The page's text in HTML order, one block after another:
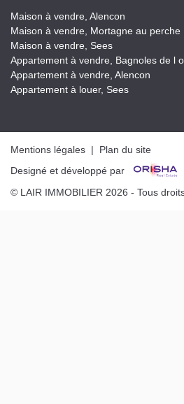
Maison à vendre, Alencon
Maison à vendre, Mortagne au perche
Maison à vendre, Sees
Appartement à vendre, Bagnoles de l
Appartement à vendre, Alencon
Appartement à louer, Sees
Mentions légales | Plan du site
Designé et développé par
© LAIR IMMOBILIER 2026 - Tous